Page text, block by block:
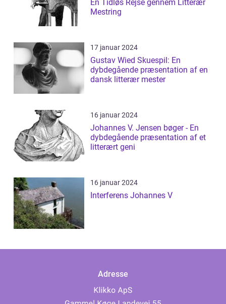
En Tidløs Rejse gennem Litterær
Mestring
17 januar 2024
Gustav Wied Skuespil: En
dybdegående præsentation af en
dansk litterær mester
16 januar 2024
Johannes V. Jensen bøger - En
dybdegående præsentation af et
litterært geni
16 januar 2024
Interferens Johannes V
Adresse